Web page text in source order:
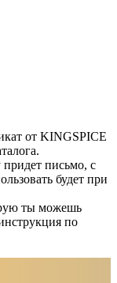
от KINGSPICE
придет письмо, с
будет при
ты можешь
по